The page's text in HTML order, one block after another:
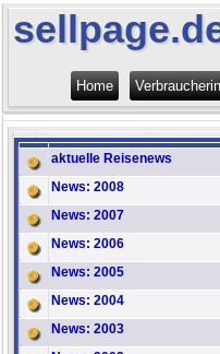
aktuelle Reisenews
News: 2008
News: 2007
News: 2006
News: 2005
News: 2004
News: 2003
Home